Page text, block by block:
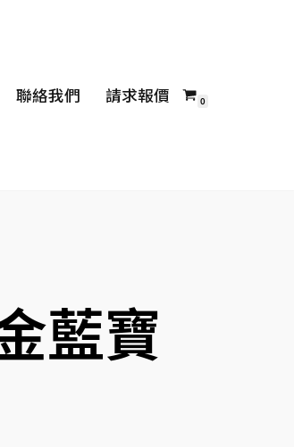
聯絡我們 請求報價 0
藍寶